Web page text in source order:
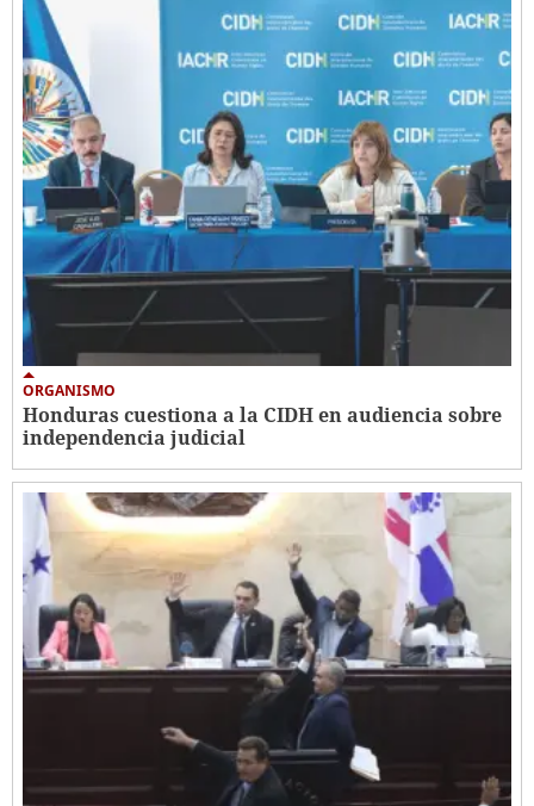
ORGANISMO
Honduras cuestiona a la CIDH en audiencia sobre
independencia judicial